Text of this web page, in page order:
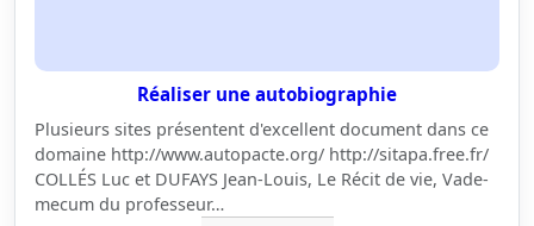
Réaliser une autobiographie
Plusieurs sites présentent d'excellent document dans ce
domaine http://www.autopacte.org/ http://sitapa.free.fr/
COLLÉS Luc et DUFAYS Jean-Louis, Le Récit de vie, Vade-
mecum du professeur…